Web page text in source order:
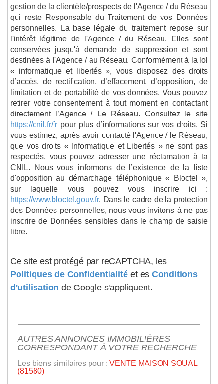
gestion de la clientèle/prospects de l'Agence / du Réseau
qui reste Responsable du Traitement de vos Données
personnelles. La base légale du traitement repose sur
l'intérêt légitime de l'Agence / du Réseau. Elles sont
conservées jusqu'à demande de suppression et sont
destinées à l'Agence / au Réseau. Conformément à la loi
« informatique et libertés », vous disposez des droits
d’accès, de rectification, d’effacement, d’opposition, de
limitation et de portabilité de vos données. Vous pouvez
retirer votre consentement à tout moment en contactant
directement l’Agence / Le Réseau. Consultez le site
https://cnil.fr/fr pour plus d’informations sur vos droits. Si
vous estimez, après avoir contacté l'Agence / le Réseau,
que vos droits « Informatique et Libertés » ne sont pas
respectés, vous pouvez adresser une réclamation à la
CNIL. Nous vous informons de l’existence de la liste
d'opposition au démarchage téléphonique « Bloctel »,
sur laquelle vous pouvez vous inscrire ici :
https://www.bloctel.gouv.fr. Dans le cadre de la protection
des Données personnelles, nous vous invitons à ne pas
inscrire de Données sensibles dans le champ de saisie
libre.
Ce site est protégé par reCAPTCHA, les
Politiques de Confidentialité et es Conditions
d'utilisation de Google s'appliquent.
AUTRES ANNONCES IMMOBILIÈRES
CORRESPONDANT À VOTRE RECHERCHE
Les biens similaires pour : VENTE MAISON SOUAL
(81580)